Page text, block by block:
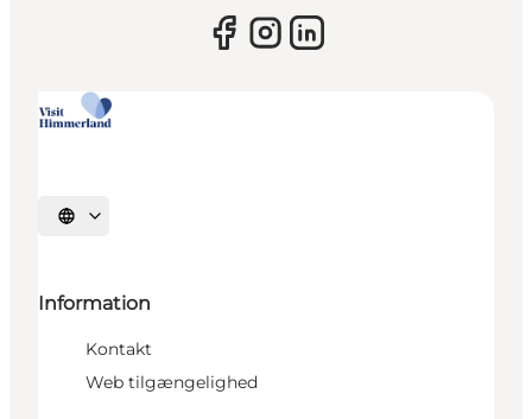
Vælg sprog
Information
Kontakt
Web tilgængelighed